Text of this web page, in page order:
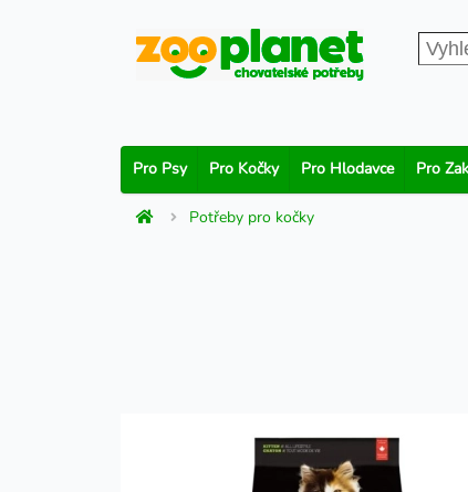
Pro Psy Pro Kočky Pro Hlodavce Pro
Potřeby pro kočky